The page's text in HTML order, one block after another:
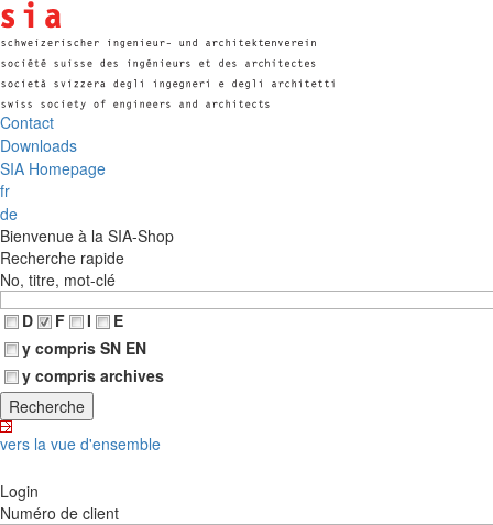
Contact
Downloads
SIA Homepage
fr
de
Bienvenue à la SIA-Shop
Recherche rapide
No, titre, mot-clé
D
F I
E
y compris SN EN
y compris archives
vers la vue d'ensemble
Login
Numéro de client